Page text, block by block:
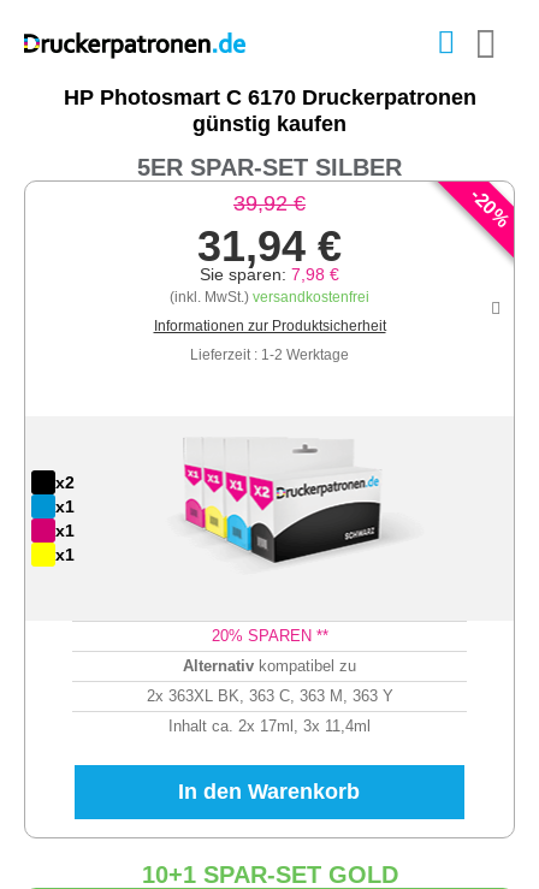
HP Photosmart C 6170 Druckerpatronen
günstig kaufen
5ER SPAR-SET SILBER
-
20
%
39,92 €
31,94 €
Sie sparen: 7,98 €
(inkl. MwSt.) versandkostenfrei
Informationen zur Produktsicherheit
Lieferzeit : 1-2 Werktage
x2
x1
x1
x1
20% SPAREN **
Alternativ kompatibel zu
2x 363XL BK, 363 C, 363 M, 363 Y
Inhalt ca. 2x 17ml, 3x 11,4ml
In den Warenkorb
10+1 SPAR-SET GOLD